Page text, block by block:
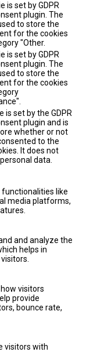
is set by GDPR
plugin. The
to store the
for the cookies
"Other.
is set by GDPR
plugin. The
to store the
for the cookies
is set by the GDPR
plugin and is
whether or not
to the
It does not
data.
like
media platforms,
and analyze the
helps in
visitors
provide
bounce rate,
visitors with